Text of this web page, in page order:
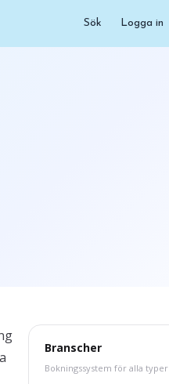
Sök Logga in
Branscher
Bokningssystem för alla typer